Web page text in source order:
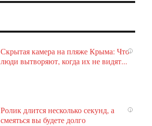
i
Скрытая камера на пляже Крыма: Что
люди вытворяют, когда их не видят...
i
Ролик длится несколько секунд, а
смеяться вы будете долго